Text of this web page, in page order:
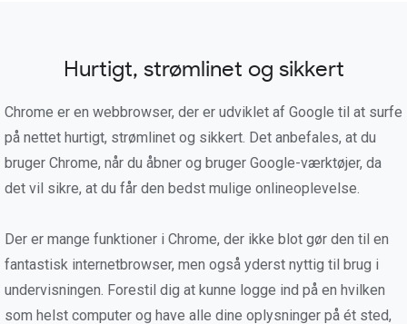
Hurtigt, strømlinet og sikkert
Chrome er en webbrowser, der er udviklet af Google til at surfe
på nettet hurtigt, strømlinet og sikkert. Det anbefales, at du
bruger Chrome, når du åbner og bruger Google-værktøjer, da
det vil sikre, at du får den bedst mulige onlineoplevelse.
Der er mange funktioner i Chrome, der ikke blot gør den til en
fantastisk internetbrowser, men også yderst nyttig til brug i
undervisningen. Forestil dig at kunne logge ind på en hvilken
som helst computer og have alle dine oplysninger på ét sted,